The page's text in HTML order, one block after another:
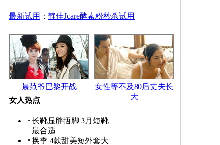
最新试用 ： 静佳Jcare酵素粉秒杀试用
晨范爷巴黎开战
女性等不及80后丈夫长
大
女人热点
长靴显胖捂脚 3月短靴
最合适
换季 4款甜美短外套大